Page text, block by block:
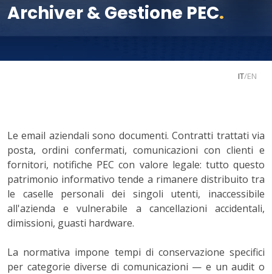
Archiver & Gestione PEC.
IT/EN
Le email aziendali sono documenti. Contratti trattati via
posta, ordini confermati, comunicazioni con clienti e
fornitori, notifiche PEC con valore legale: tutto questo
patrimonio informativo tende a rimanere distribuito tra
le caselle personali dei singoli utenti, inaccessibile
all'azienda e vulnerabile a cancellazioni accidentali,
dimissioni, guasti hardware.
La normativa impone tempi di conservazione specifici
per categorie diverse di comunicazioni — e un audit o